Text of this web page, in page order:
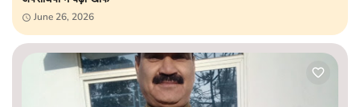
June 26, 2026